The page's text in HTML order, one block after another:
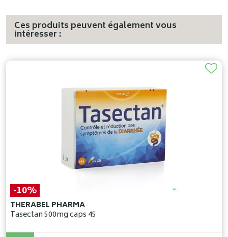
Ces produits peuvent également vous
intéresser :
-10%
THERABEL PHARMA
Tasectan 500mg caps 45